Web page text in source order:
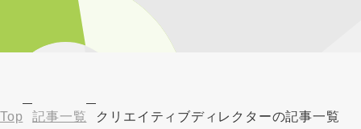
Top 記事一覧 クリエイティブディレクターの記事一覧